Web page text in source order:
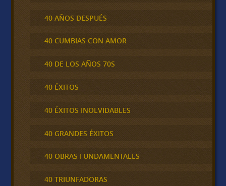
40 AÑOS DESPUÉS
40 CUMBIAS CON AMOR
40 DE LOS AÑOS 70S
40 ÉXITOS
40 ÉXITOS INOLVIDABLES
40 GRANDES ÉXITOS
40 OBRAS FUNDAMENTALES
40 TRIUNFADORAS